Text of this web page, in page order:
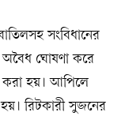
সংবিধানের
ঘোষণা করে
করা হয়। আপিলে
রিটকারী সুজনের